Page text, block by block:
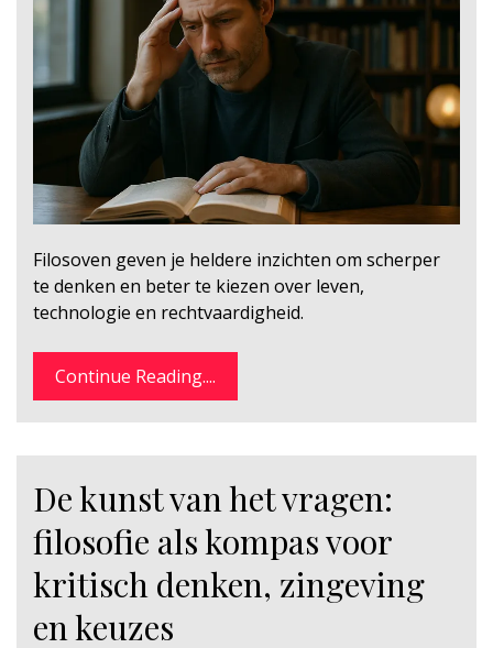
Filosoven geven je heldere inzichten om scherper
te denken en beter te kiezen over leven,
technologie en rechtvaardigheid.
Continue Reading....
De kunst van het vragen:
filosofie als kompas voor
kritisch denken, zingeving
en keuzes